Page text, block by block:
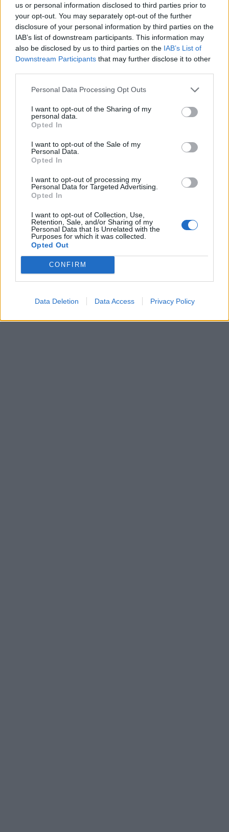
us or personal information disclosed to third parties prior to
your opt-out. You may separately opt-out of the further
disclosure of your personal information by third parties on the
IAB’s list of downstream participants. This information may
also be disclosed by us to third parties on the IAB’s List of
Downstream Participants that may further disclose it to other
Personal Data Processing Opt Outs
I want to opt-out of the Sharing of my
personal data.
Opted In
I want to opt-out of the Sale of my
Personal Data.
Opted In
I want to opt-out of processing my
Personal Data for Targeted Advertising.
Opted In
I want to opt-out of Collection, Use,
Retention, Sale, and/or Sharing of my
Personal Data that Is Unrelated with the
Purposes for which it was collected.
Opted Out
CONFIRM
Data Deletion Data Access Privacy Policy